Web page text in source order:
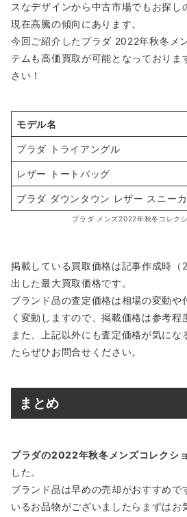
スなデザインから中古市場でもお探し
現在高騰の傾向にあります。
今回ご紹介したプラダ 2022年秋冬メ
テムも高価買取が可能となっておりま
さい！
モデル名
プラダ トライアングル
レザー トートバッグ
プラダ ダウンタウン レザー スニー
プラダ メンズ2022年秋冬コレク
掲載している買取価格は記事作成時
出した最大買取価格です。
ブランド品の査定価格は相場の変動や
く変動しますので、掲載価格は参考程
また、上記以外にも査定価格が気にな
たらぜひお問合せください。
まとめ
プラダの2022年秋冬メンズコレクシ
した。
ブランド品は早めの売却がおすすめで
いるお品物がございましたらまずはお